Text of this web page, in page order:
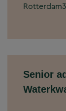
Rotterdam
Senior